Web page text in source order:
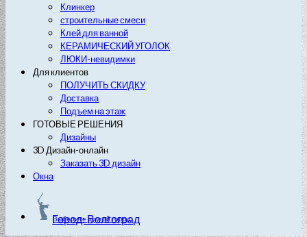
Клинкер
строительные смеси
Клей для ванной
КЕРАМИЧЕСКИЙ УГОЛОК
ЛЮКИ-невидимки
Для клиентов
ПОЛУЧИТЬ СКИДКУ
Доставка
Подъем на этаж
ГОТОВЫЕ РЕШЕНИЯ
Дизайны
3D Дизайн-онлайн
Заказать 3D дизайн
Окна
Город: Волгоград
Выберите другой город